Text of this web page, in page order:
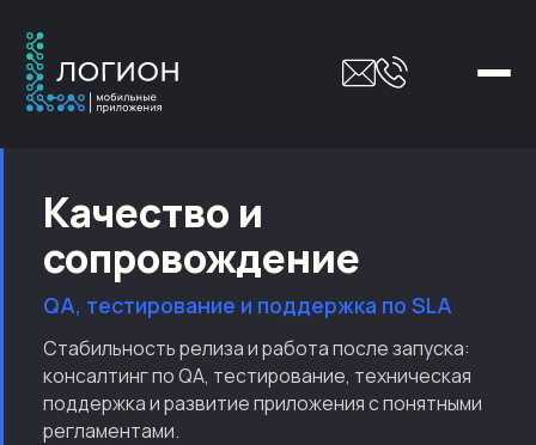
Качество и
сопровождение
QA, тестирование и поддержка по SLA
Стабильность релиза и работа после запуска:
консалтинг по QA, тестирование, техническая
поддержка и развитие приложения с понятными
регламентами.